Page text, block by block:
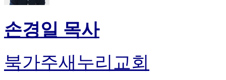
손경일 목사
북가주새누리교회